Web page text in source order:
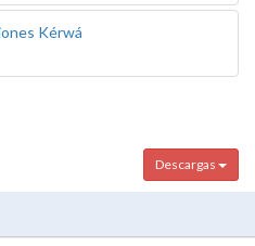
Kérwá
Descargas